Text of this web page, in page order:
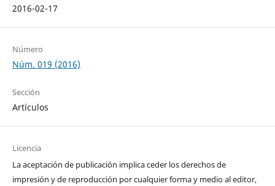
2016-02-17
Número
Núm. 019 (2016)
Sección
Artículos
Licencia
La aceptación de publicación implica ceder los derechos de
impresión y de reproducción por cualquier forma y medio al editor,